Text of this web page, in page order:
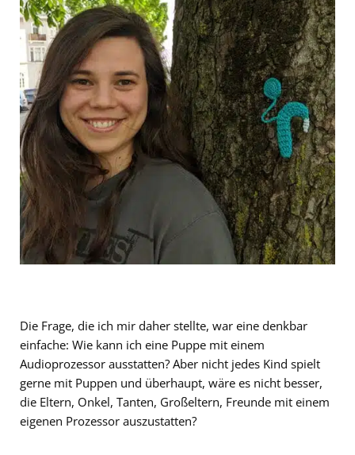
Die Frage, die ich mir daher stellte, war eine denkbar
einfache: Wie kann ich eine Puppe mit einem
Audioprozessor ausstatten? Aber nicht jedes Kind spielt
gerne mit Puppen und überhaupt, wäre es nicht besser,
die Eltern, Onkel, Tanten, Großeltern, Freunde mit einem
eigenen Prozessor auszustatten?